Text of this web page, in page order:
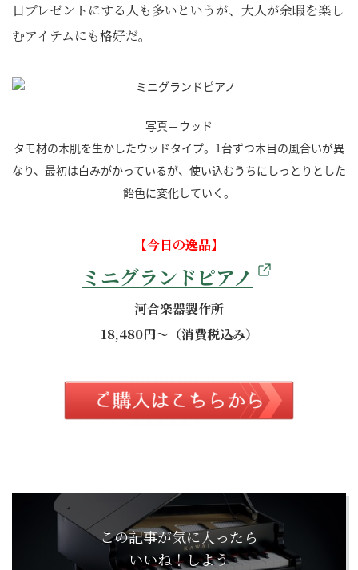
日プレゼントにする人も多いというが、大人が余暇を楽し
むアイテムにも格好だ。
写真＝ウッド
タモ材の木肌を生かしたウッドタイプ。1台ずつ木目の風合いが異
なり、最初は白みがかっているが、使い込むうちにしっとりとした
飴色に変化していく。
【今日の逸品】
ミニグランドピアノ
河合楽器製作所
18,480円～（消費税込み）
この記事が気に入ったら
いいね！しよう